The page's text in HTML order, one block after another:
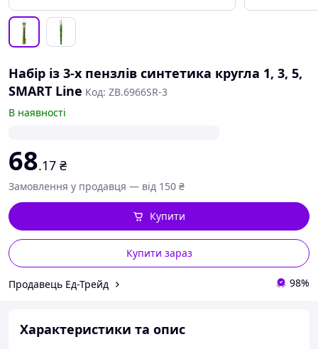
Набір із 3-х пензлів синтетика кругла 1, 3, 5,
SMART Line Код: ZB.6966SR-3
В наявності
68.17 ₴
Замовлення у продавця — від 150 ₴
Купити зараз
Купити
Продавець Ед-Трейд 98%
Характеристики та опис